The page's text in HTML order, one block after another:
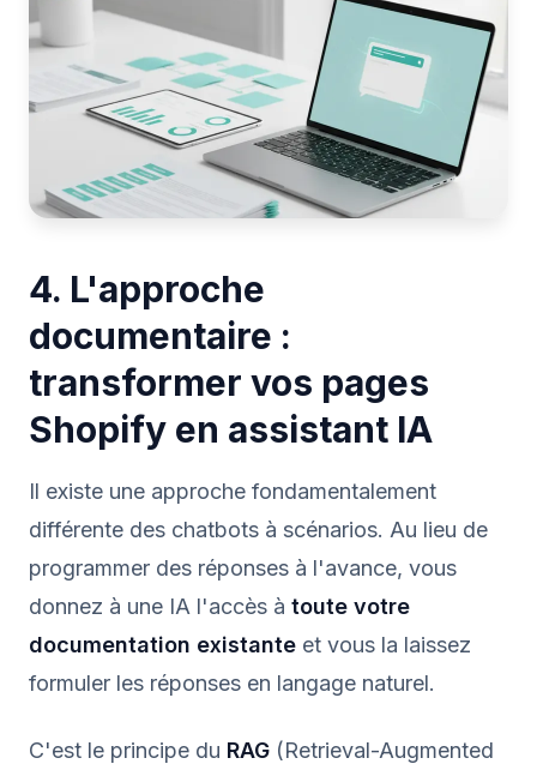
4. L'approche
documentaire :
transformer vos pages
Shopify en assistant IA
Il existe une approche fondamentalement
différente des chatbots à scénarios. Au lieu de
programmer des réponses à l'avance, vous
donnez à une IA l'accès à toute votre
documentation existante et vous la laissez
formuler les réponses en langage naturel.
C'est le principe du RAG (Retrieval-Augmented